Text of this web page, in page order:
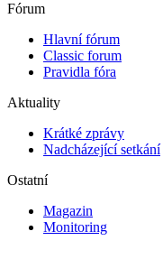
Fórum
Hlavní fórum
Classic forum
Pravidla fóra
Aktuality
Krátké zprávy
Nadcházející setkání
Ostatní
Magazin
Monitoring